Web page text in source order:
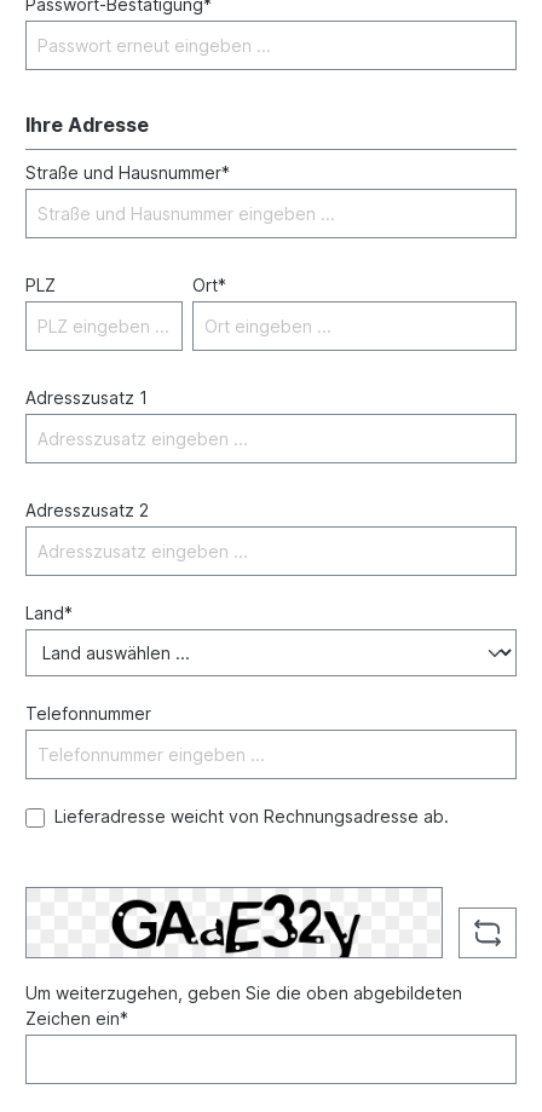
Passwort-Bestätigung*
Ihre Adresse
Straße und Hausnummer*
PLZ Ort*
Adresszusatz 1
Adresszusatz 2
Land*
Telefonnummer
Lieferadresse weicht von Rechnungsadresse ab.
Um weiterzugehen, geben Sie die oben abgebildeten
Zeichen ein*